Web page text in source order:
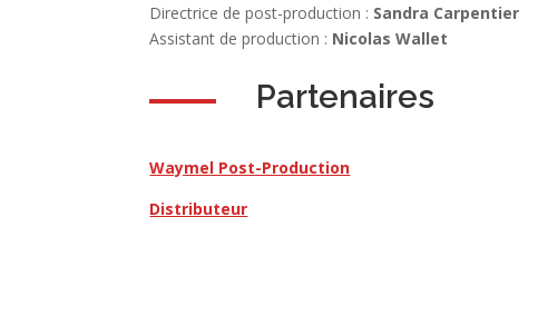
Directrice de post-production : Sandra Carpentier
Assistant de production : Nicolas Wallet
Partenaires
Waymel Post-Production
Distributeur